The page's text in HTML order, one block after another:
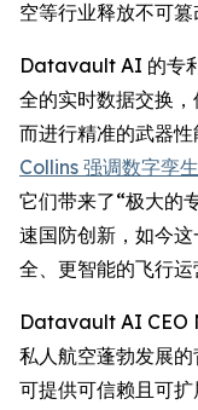
空等行业释放不可篡
Datavault AI 的专
全的实时数据交换
而进行精准的武器
Collins 强调数字孪
它们带来了“极大的
速国防创新，如今
全、更智能的飞行运
Datavault AI CEO
私人航空蓬勃发展
可提供可信赖且可